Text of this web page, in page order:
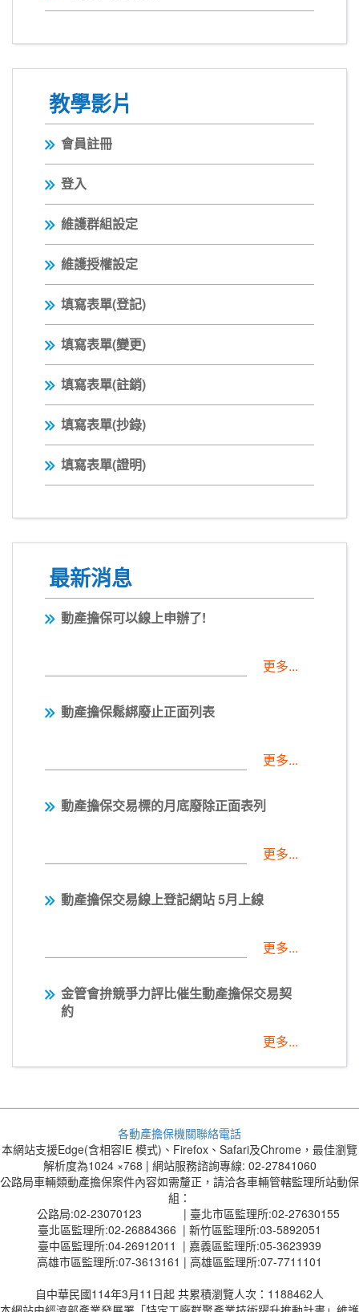
教學影片
會員註冊
登入
維護群組設定
維護授權設定
填寫表單(登記)
填寫表單(變更)
填寫表單(註銷)
填寫表單(抄錄)
填寫表單(證明)
最新消息
動產擔保可以線上申辦了!
更多...
動產擔保鬆綁廢止正面列表
更多...
動產擔保交易標的月底廢除正面表列
更多...
動產擔保交易線上登記網站5月上線
更多...
金管會拚競爭力評比催生動產擔保交易契
約
更多...
各動產擔保機關聯絡電話
本網站支援Edge(含相容IE 模式)、Firefox、Safari及Chrome，最佳瀏覽
解析度為1024 ×768 | 網站服務諮詢專線: 02-27841060
公路局車輛類動產擔保案件內容如需釐正，請洽各車輛管轄監理所站動保
組：
公路局:02-23070123 | 臺北市區監理所:02-27630155
臺北區監理所:02-26884366 | 新竹區監理所:03-5892051
臺中區監理所:04-26912011 | 嘉義區監理所:05-3623939
高雄市區監理所:07-3613161 | 高雄區監理所:07-7711101
自中華民國114年3月11日起 共累積瀏覽人次：1188462人